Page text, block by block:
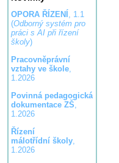
OPORA ŘÍZENÍ , 1.1
(Odborný systém pro
práci s AI při řízení
školy)
Pracovněprávní
vztahy ve škole,
1.2026
Povinná pedagogická
dokumentace ZŠ,
1.2026
Řízení
málotřídní školy,
1.2026